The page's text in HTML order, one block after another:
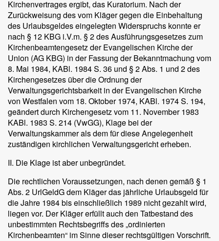
Kirchenvertrages ergibt, das Kuratorium. Nach der
Zurückweisung des vom Kläger gegen die Einbehaltung
des Urlaubsgeldes eingelegten Widerspruchs konnte er
nach § 12 KBG i.V.m. § 2 des Ausführungsgesetzes zum
Kirchenbeamtengesetz der Evangelischen Kirche der
Union (AG KBG) in der Fassung der Bekanntmachung vom
8. Mai 1984, KABl. 1984 S. 36 und § 2 Abs. 1 und 2 des
Kirchengesetzes über die Ordnung der
Verwaltungsgerichtsbarkeit in der Evangelischen Kirche
von Westfalen vom 18. Oktober 1974, KABl. 1974 S. 194,
geändert durch Kirchengesetz vom 11. November 1983
KABl. 1983 S. 214 (VwGG), Klage bei der
Verwaltungskammer als dem für diese Angelegenheit
zuständigen kirchlichen Verwaltungsgericht erheben.
II. Die Klage ist aber unbegründet.
Die rechtlichen Voraussetzungen, nach denen gemäß § 1
Abs. 2 UrlGeldG dem Kläger das jährliche Urlaubsgeld für
die Jahre 1984 bis einschließlich 1989 nicht gezahlt wird,
liegen vor. Der Kläger erfüllt auch den Tatbestand des
unbestimmten Rechtsbegriffs des „ordinierten
Kirchenbeamten“ im Sinne dieser rechtsgültigen Vorschrift.